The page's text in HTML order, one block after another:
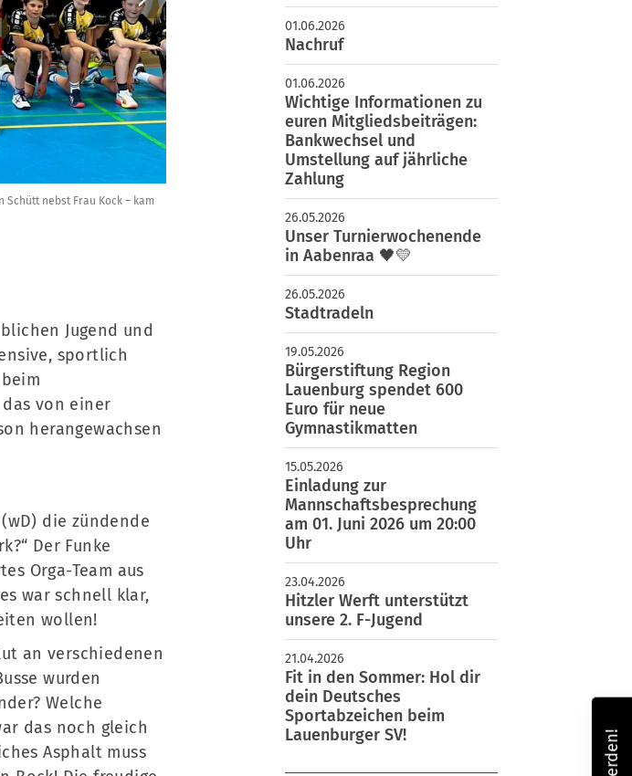
nebst Frau Kock – kam
Jugend und
sportlich
von einer
herangewachsen
die zündende
Der Funke
Orga-Team aus
war schnell klar,
wollen!
an verschiedenen
wurden
Welche
das noch gleich
Asphalt muss
01.06.2026
Nachruf
01.06.2026
Wichtige Informationen zu
euren Mitgliedsbeiträgen:
Bankwechsel und
Umstellung auf jährliche
Zahlung
26.05.2026
Unser Turnierwochenende
in Aabenraa 🖤💛
26.05.2026
Stadtradeln
19.05.2026
Bürgerstiftung Region
Lauenburg spendet 600
Euro für neue
Gymnastikmatten
15.05.2026
Einladung zur
Mannschaftsbesprechung
am 01. Juni 2026 um 20:00
Uhr
23.04.2026
Hitzler Werft unterstützt
unsere 2. F-Jugend
21.04.2026
Fit in den Sommer: Hol dir
dein Deutsches
Sportabzeichen beim
Lauenburger SV!